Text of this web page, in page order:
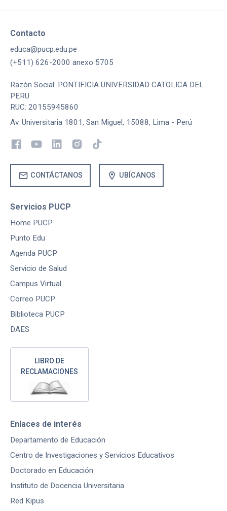
Contacto
educa@pucp.edu.pe
(+511) 626-2000 anexo 5705
Razón Social: PONTIFICIA UNIVERSIDAD CATOLICA DEL
PERU
RUC: 20155945860
Av. Universitaria 1801, San Miguel, 15088, Lima - Perú
mail CONTÁCTANOS location_on UBÍCANOS
Servicios PUCP
Home PUCP
Punto Edu
Agenda PUCP
Servicio de Salud
Campus Virtual
Correo PUCP
Biblioteca PUCP
DAES
LIBRO DE
RECLAMACIONES
Enlaces de interés
Departamento de Educación
Centro de Investigaciones y Servicios Educativos
Doctorado en Educación
Instituto de Docencia Universitaria
Red Kipus